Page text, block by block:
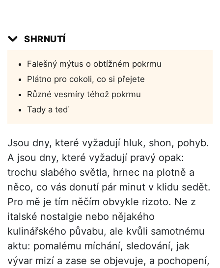
SHRNUTÍ
Falešný mýtus o obtížném pokrmu
Plátno pro cokoli, co si přejete
Různé vesmíry téhož pokrmu
Tady a teď
Jsou dny, které vyžadují hluk, shon, pohyb.
A jsou dny, které vyžadují pravý opak:
trochu slabého světla, hrnec na plotně a
něco, co vás donutí pár minut v klidu sedět.
Pro mě je tím něčím obvykle rizoto. Ne z
italské nostalgie nebo nějakého
kulinářského půvabu, ale kvůli samotnému
aktu: pomalému míchání, sledování, jak
vývar mizí a zase se objevuje, a pochopení,